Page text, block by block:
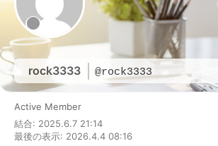
rock3333 @rock3333
Active Member
結合: 2025.6.7 21:14
最後の表示: 2026.4.4 08:16